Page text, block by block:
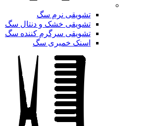
تشویقی نرم سگ
تشویقی خشک و دنتال سگ
تشویقی سرگرم کننده سگ
اسنک خمیری سگ